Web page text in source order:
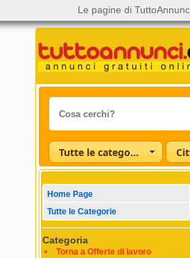
Tutte le categorie
Home Page
Tutte le Categorie
Categoria
Torna a Offerte di lavoro
Le pagine di